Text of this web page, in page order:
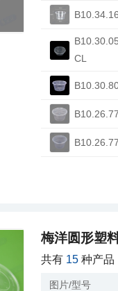
CL
梅洋圆形塑
共有 15 种产品
图片/型号